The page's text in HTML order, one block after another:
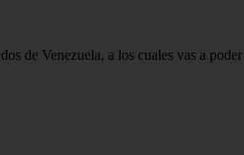
de Venezuela, a los cuales vas a